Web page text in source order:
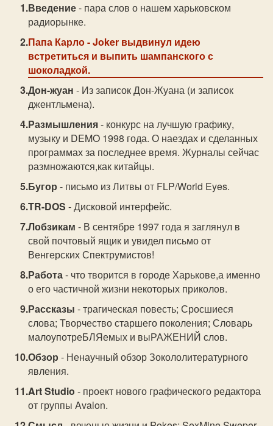
Введение- пара слов о нашем харьковском
радиорынке.
Папа Карло- Joker выдвинул идею
встретиться и выпить шампанского с
шоколадкой.
Дон-жуан - Из записок Дон-Жуана (и записок
джентльмена).
Размышления- конкурс на лучшую графику,
музыку и DEMO 1998 года. О наездах и сделанных
программах за последнее время. Журналы сейчас
размножаются,как китайцы.
Бугор - письмо из Литвы от FLP/World Eyes.
TR-DOS - Дисковой интерфейс.
Лобзикам - В сентябре 1997 года я заглянул в
свой почтовый ящик и увидел письмо от
Венгерских Спектрумистов!
Работа- что творится в городе Харькове,а именно
о его частичной жизни некоторых приколов.
Рассказы - трагическая повесть; Сросшиеся
слова; Творчество старшего поколения; Словарь
малоупотреБЛЯемых и выРАЖЕНИЙ слов.
Обзор - Ненаучный обзор Зокололитературного
явления.
Art Studio - проект нового графического редактора
от группы Avalon.